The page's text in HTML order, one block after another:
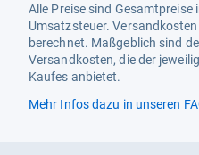
Alle Preise sind
Umsatzsteuer.
berechnet. Maßgeblich sind
Versandkosten, die der
Kaufes anbietet.
Mehr Infos dazu in unseren